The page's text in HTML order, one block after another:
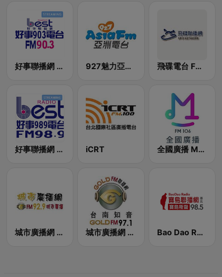
好事聯播網 Best Radio FM90.3 927魅力亞洲 Asia FM 亞洲電台 飛碟電台 FM92.1
好事聯播網 Best Radio FM98.9 iCRT 全國廣播 MRadio
城市廣播網 FM 92.9 城市廣播 城市廣播網 台南知音 97.1 FM Bao Dao Radio 寶島新聲 FM98.5